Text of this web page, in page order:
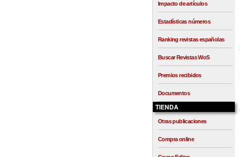
Impacto de artículos
Estadísticas números
Ranking revistas españolas
Buscar Revistas WoS
Premios recibidos
Documentos
TIENDA
Otras publicaciones
Compra online